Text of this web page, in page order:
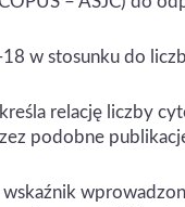
w stosunku do
relację liczby
podobne
wskaźnik